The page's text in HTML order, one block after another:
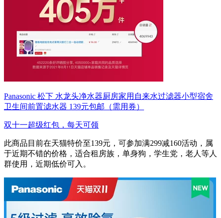
Panasonic 松下 水龙头净水器厨房家用自来水过滤器小型宿舍
卫生间前置滤水器 139元包邮（需用券）
双十一超级红包，每天可领
此商品目前在天猫特价至139元，可参加满299减160活动，属
于近期不错的价格，适合租房族，单身狗，学生党，老人等人
群使用，近期低价可入。